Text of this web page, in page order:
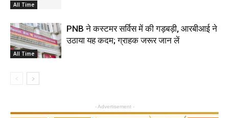
All Time
All Time
PNB ने कस्‍टमर सर्व‍िस में की गड़बड़ी, आरबीआई ने
उठाया यह कदम; ग्राहक जरूर जान लें
- Advertisement -